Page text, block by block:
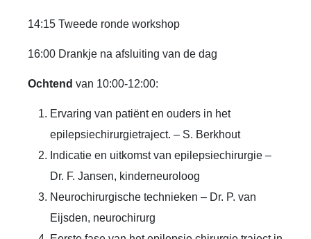
14:15 Tweede ronde workshop
16:00 Drankje na afsluiting van de dag
Ochtend van 10:00-12:00:
Ervaring van patiënt en ouders in het
epilepsiechirurgietraject. – S. Berkhout
Indicatie en uitkomst van epilepsiechirurgie –
Dr. F. Jansen, kinderneuroloog
Neurochirurgische technieken – Dr. P. van
Eijsden, neurochirurg